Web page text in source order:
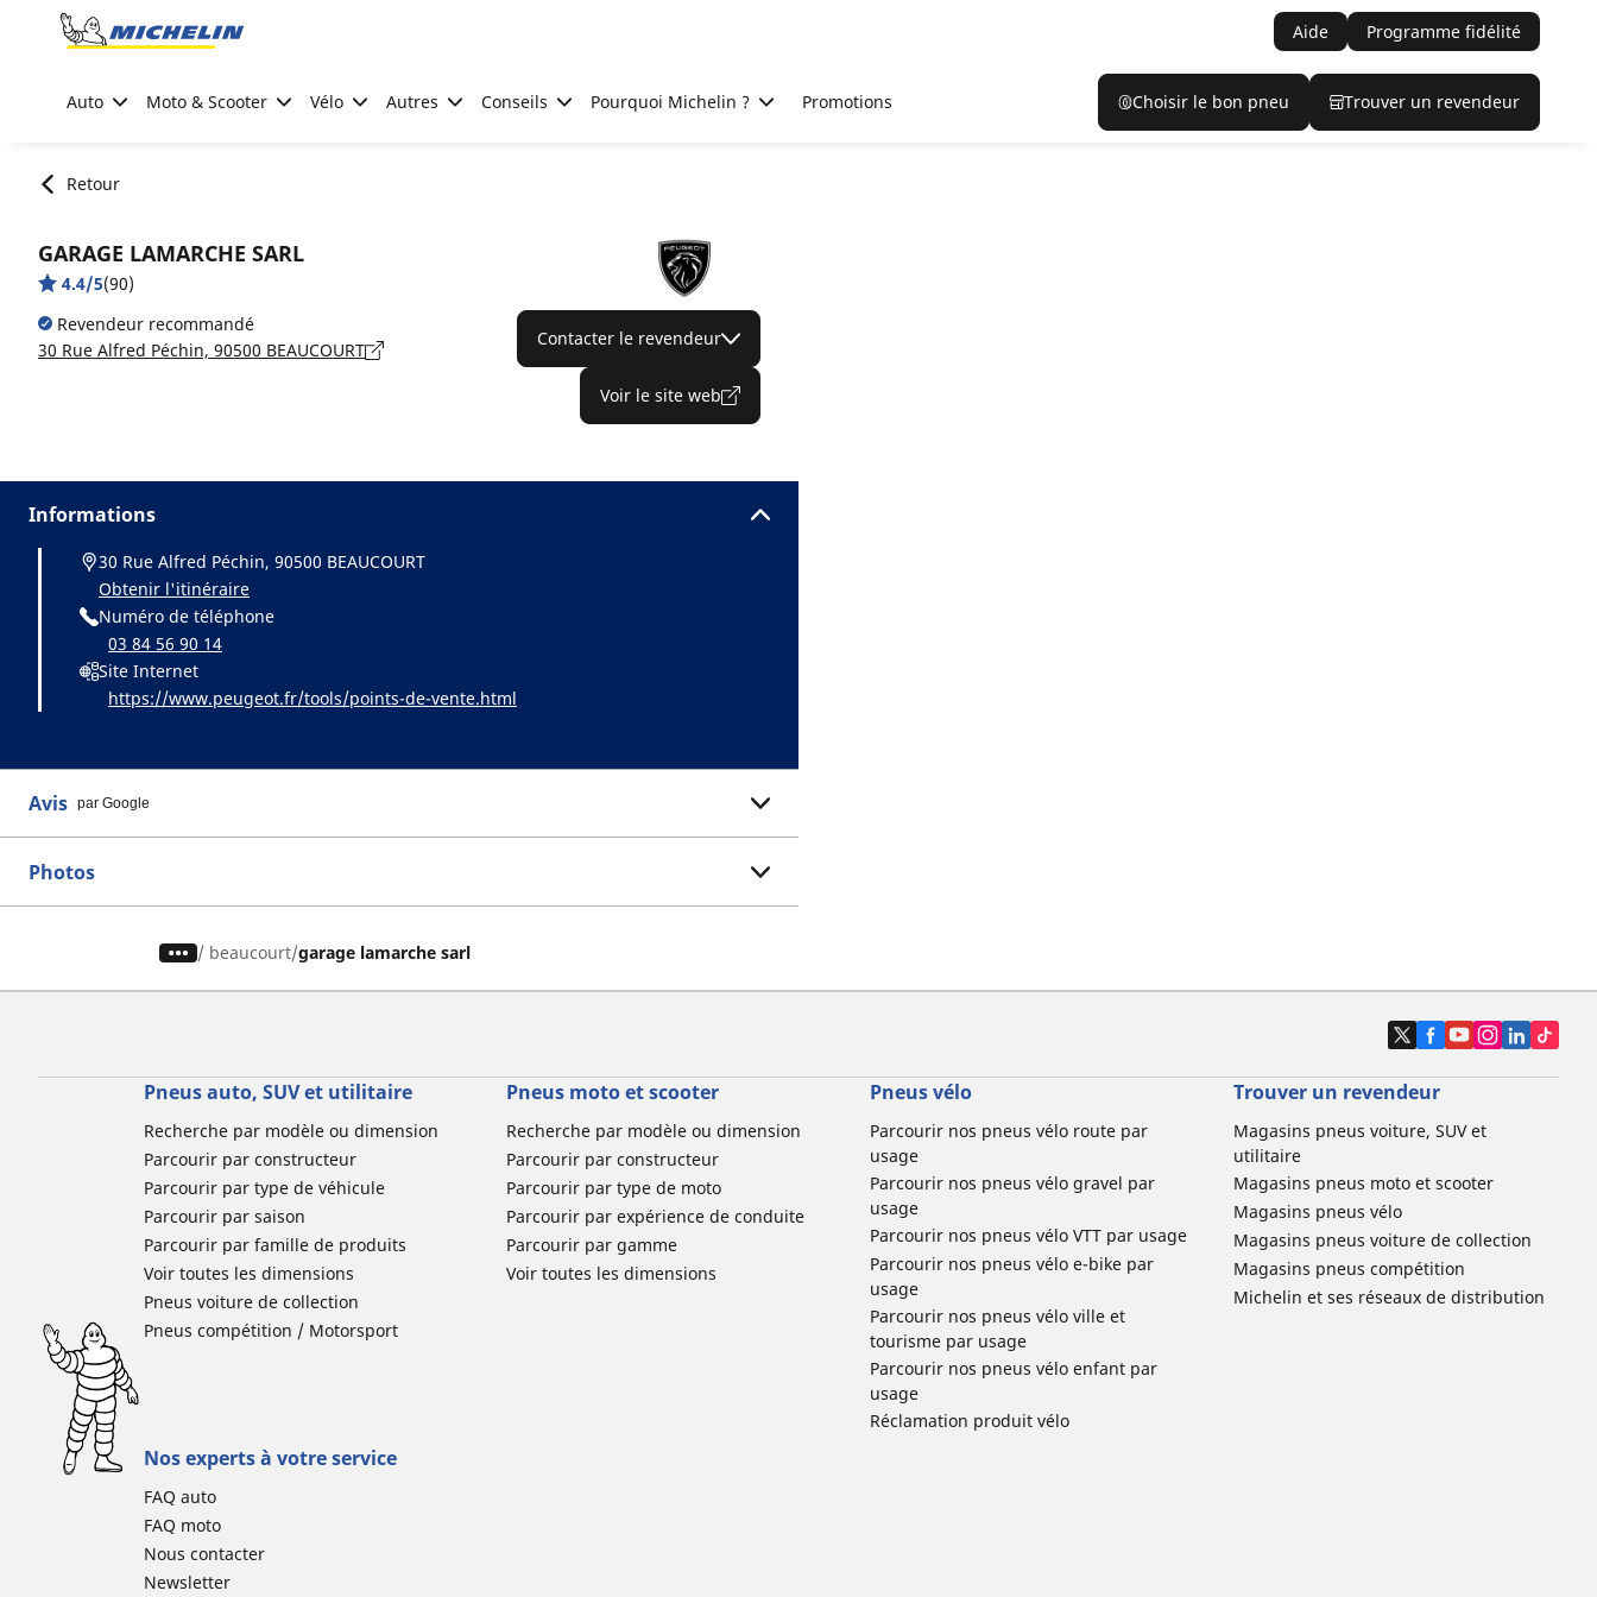
Go to page content
Aide Programme fidélité
Auto Moto & Scooter Vélo Autres Conseils Pourquoi Michelin ? Promotions Choisir le bon pneu Trouver un revendeur
Retour
GARAGE LAMARCHE SARL
4.4/5(90)
Revendeur recommandé
30 Rue Alfred Péchin, 90500 BEAUCOURT
Contacter le revendeur
Voir le site web
Informations
30 Rue Alfred Péchin, 90500 BEAUCOURT
Obtenir l'itinéraire
Numéro de téléphone
03 84 56 90 14
Site Internet
https://www.peugeot.fr/tools/points-de-vente.html
Avis par Google
Photos
/ beaucourt garage lamarche sarl
Pneus auto, SUV et utilitaire
Recherche par modèle ou dimension
Parcourir par constructeur
Parcourir par type de véhicule
Parcourir par saison
Parcourir par famille de produits
Voir toutes les dimensions
Pneus voiture de collection
Pneus compétition / Motorsport
Pneus moto et scooter
Recherche par modèle ou dimension
Parcourir par constructeur
Parcourir par type de moto
Parcourir par expérience de conduite
Parcourir par gamme
Voir toutes les dimensions
Pneus vélo
Parcourir nos pneus vélo route par
usage
Parcourir nos pneus vélo gravel par
usage
Parcourir nos pneus vélo VTT par usage
Parcourir nos pneus vélo e-bike par
usage
Parcourir nos pneus vélo ville et
tourisme par usage
Parcourir nos pneus vélo enfant par
usage
Réclamation produit vélo
Trouver un revendeur
Magasins pneus voiture, SUV et
utilitaire
Magasins pneus moto et scooter
Magasins pneus vélo
Magasins pneus voiture de collection
Magasins pneus compétition
Michelin et ses réseaux de distribution
Nos experts à votre service
FAQ auto
FAQ moto
Nous contacter
Newsletter